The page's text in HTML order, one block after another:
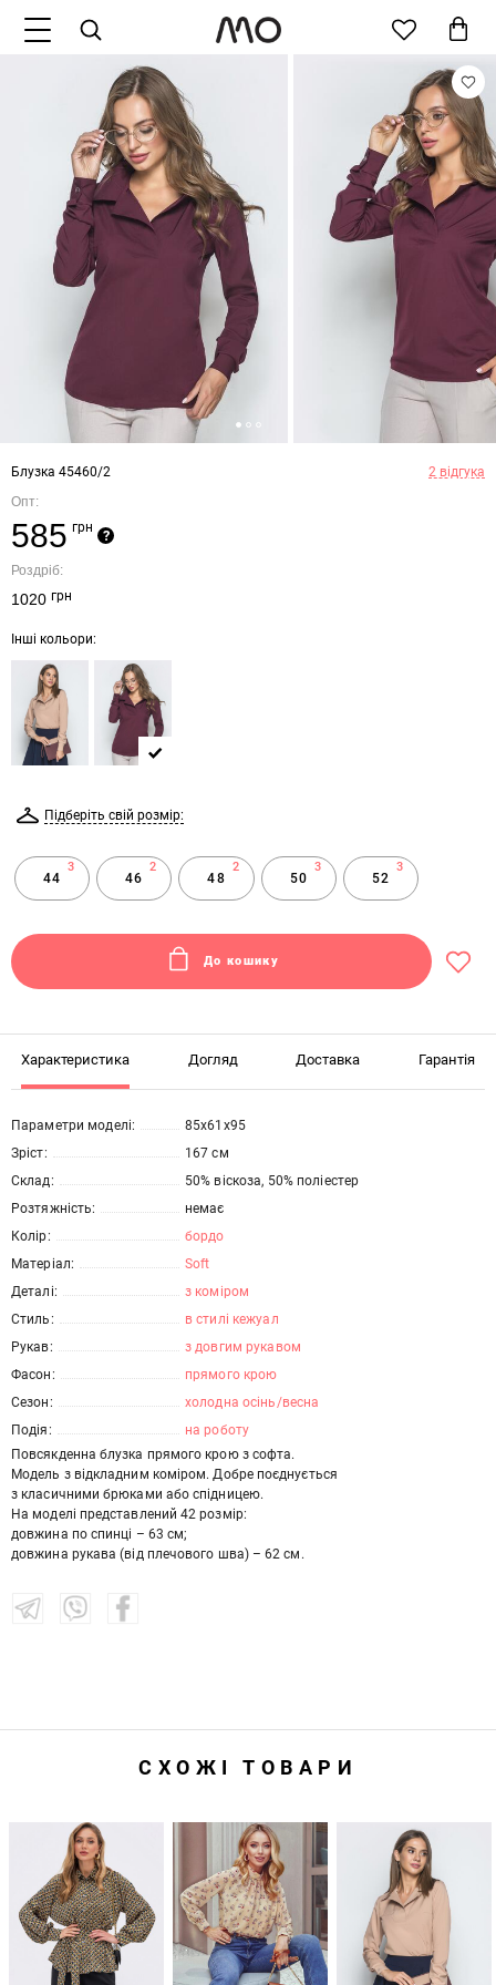
Блузка 45460/2
2 відгука
Опт:
585 грн
?
Роздріб:
1020 грн
Інші кольори:
Підберіть свій розмір:
3
44
2
46
2
48
3
50
3
52
До кошику
Характеристика Догляд Доставка Гарантія
Параметри моделі:
85х61х95
Зріст:
167 см
Склад:
50% віскоза, 50% поліестер
Розтяжність:
немає
Колір:
бордо
Матеріал:
Soft
Деталі:
з коміром
Стиль:
в стилі кежуал
Рукав:
з довгим рукавом
Фасон:
прямого крою
Сезон:
холодна осінь/весна
Подія:
на роботу
Повсякденна блузка прямого крою з софта.
Модель з відкладним коміром. Добре поєднується
з класичними брюками або спідницею.
На моделі представлений 42 розмір:
довжина по спинці – 63 см;
довжина рукава (від плечового шва) – 62 см.
СХОЖІ ТОВАРИ